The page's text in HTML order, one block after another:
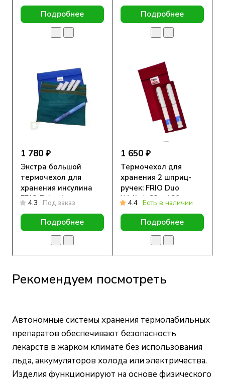
Подробнее Подробнее
1 780 ₽
Экстра большой
термочехол для
хранения инсулина
FRIO Extra Large
Wallet, 15,5 х 21 см
4.3 Под заказ
Подробнее
1 650 ₽
Термочехол для
хранения 2 шприц-
ручек: FRIO Duo
Wallet, 83 x 180 мм
4.4 Есть в наличии
Подробнее
Рекомендуем посмотреть
Автономные системы хранения термолабильных
препаратов обеспечивают безопасность
лекарств в жарком климате без использования
льда, аккумуляторов холода или электричества.
Изделия функционируют на основе физического